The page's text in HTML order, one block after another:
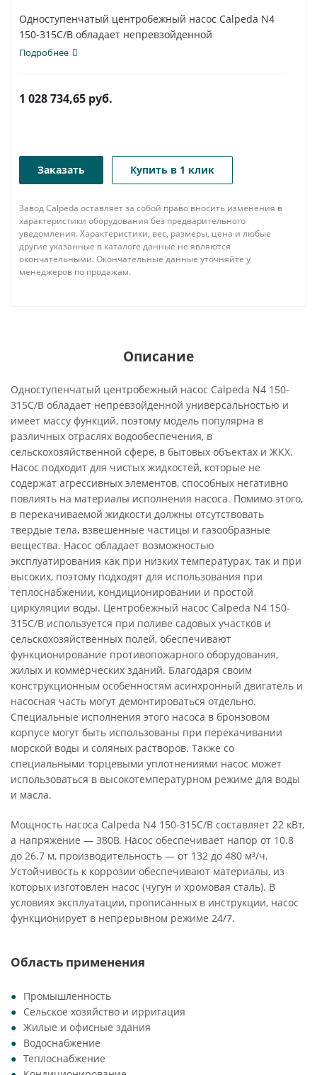
Одноступенчатый центробежный насос Calpeda N4
150-315C/B обладает непревзойденной
универсальностью...
Подробнее
1 028 734,65 руб.
Заказать Купить в 1 клик
Завод Calpeda оставляет за собой право вносить изменения в
характеристики оборудования без предварительного
уведомления. Характеристики, вес, размеры, цена и любые
другие указанные в каталоге данные не являются
окончательными. Окончательные данные уточняйте у
менеджеров по продажам.
Описание
Одноступенчатый центробежный насос Calpeda N4 150-
315C/B обладает непревзойденной универсальностью и
имеет массу функций, поэтому модель популярна в
различных отраслях водообеспечения, в
сельскохозяйственной сфере, в бытовых объектах и ЖКХ.
Насос подходит для чистых жидкостей, которые не
содержат агрессивных элементов, способных негативно
повлиять на материалы исполнения насоса. Помимо этого,
в перекачиваемой жидкости должны отсутствовать
твердые тела, взвешенные частицы и газообразные
вещества. Насос обладает возможностью
эксплуатирования как при низких температурах, так и при
высоких, поэтому подходят для использования при
теплоснабжении, кондиционировании и простой
циркуляции воды. Центробежный насос Calpeda N4 150-
315C/B используется при поливе садовых участков и
сельскохозяйственных полей, обеспечивают
функционирование противопожарного оборудования,
жилых и коммерческих зданий. Благодаря своим
конструкционным особенностям асинхронный двигатель и
насосная часть могут демонтироваться отдельно.
Специальные исполнения этого насоса в бронзовом
корпусе могут быть использованы при перекачивании
морской воды и соляных растворов. Также со
специальными торцевыми уплотнениями насос может
использоваться в высокотемпературном режиме для воды
и масла.
Мощность насоса Calpeda N4 150-315C/B составляет 22 кВт,
а напряжение — 380В. Насос обеспечивает напор от 10.8
до 26.7 м, производительность — от 132 до 480 м³/ч.
Устойчивость к коррозии обеспечивают материалы, из
которых изготовлен насос (чугун и хромовая сталь). В
условиях эксплуатации, прописанных в инструкции, насос
функционирует в непрерывном режиме 24/7.
Область применения
Промышленность
Сельское хозяйство и ирригация
Жилые и офисные здания
Водоснабжение
Теплоснабжение